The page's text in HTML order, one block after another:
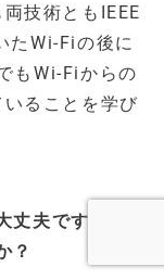
技術ともIEEE
たWi-Fiの後に
もWi-Fiからの
ることを学び
夫ですか？
？